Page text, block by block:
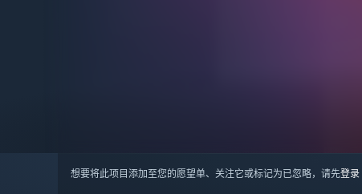
想要将此项目添加至您的愿望单、关注它或标记为已忽略，请先登录